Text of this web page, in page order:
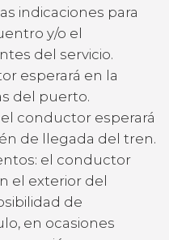
indicaciones para
y/o el
del servicio.
esperará en la
del puerto.
conductor esperará
de llegada del tren.
el conductor
el exterior del
de
en ocasiones